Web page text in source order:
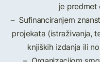
je predmet
– Sufinanciranjem
projekata (istraživanja,
knjiških izdanja ili